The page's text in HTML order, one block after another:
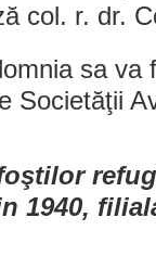
col. r. dr.
sa va
Societăţii
1940,